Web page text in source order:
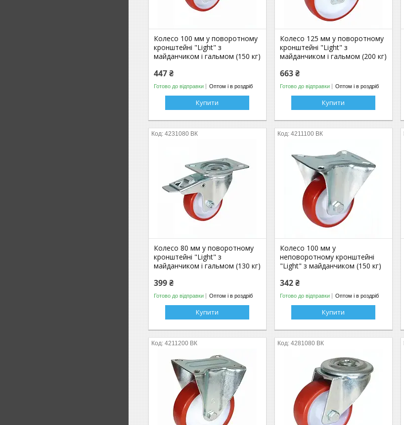
Колесо 100 мм у поворотному
кронштейні "Light" з
майданчиком і гальмом (150 кг)
447 ₴
Готово до відправки Оптом і в роздріб
Купити
Колесо 125 мм у поворотному
кронштейні "Light" з
майданчиком і гальмом (200 кг)
663 ₴
Готово до відправки Оптом і в роздріб
Купити
4231080 ВК
Колесо 80 мм у поворотному
кронштейні "Light" з
майданчиком і гальмом (130 кг)
399 ₴
Готово до відправки Оптом і в роздріб
Купити
4211100 ВК
Колесо 100 мм у
неповоротному кронштейні
"Light" з майданчиком (150 кг)
342 ₴
Готово до відправки Оптом і в роздріб
Купити
4211200 ВК 4281080 ВК